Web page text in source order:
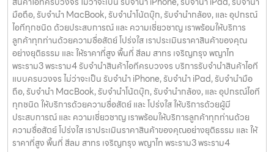
มือถือ, รับจำนำ MacBook, รับจำนำโน้ตบุ๊ก, รับจำนำกล้อง, และ อุปกรณ์
ไอทีทุกชนิด ด้วยประสบการณ์ และ ความเชี่ยวชาญ เราพร้อมให้บริการ
ลูกค้าทุกท่านด้วยความซื่อสัตย์ โปร่งใส เราประเมินราคาสินค้าของคุณ
อย่างยุติธรรม และ ให้ราคาที่สูง พื้นที่ สีลม สาทร เจริญกรุง พญาไท
พระราม3 พระราม4 รับจำนำสินค้าไอทีครบวงจร บริการรับจำนำสินค้าไอที
แบบครบวงจร ไม่ว่าจะเป็น รับจำนำ iPhone, รับจำนำ iPad, รับจำนำมือ
ถือ, รับจำนำ MacBook, รับจำนำโน้ตบุ๊ก, รับจำนำกล้อง, และ อุปกรณ์ไอที
ทุกชนิด ให้บริการด้วยความซื่อสัตย์ และ โปร่งใส ให้บริการด้วยผู้มี
ประสบการณ์ และ ความเชี่ยวชาญ เราพร้อมให้บริการลูกค้าทุกท่านด้วย
ความซื่อสัตย์ โปร่งใส เราประเมินราคาสินค้าของคุณอย่างยุติธรรม และ ให้
ราคาที่สูง พื้นที่ สีลม สาทร เจริญกรุง พญาไท พระราม3 พระราม4